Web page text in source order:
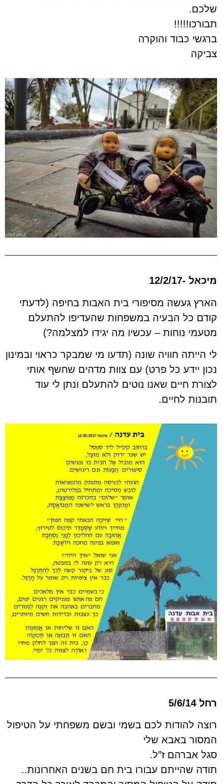
שלכם.
תבורכו!!!!!
ברגשי כבוד והוקרה
צביקה
מיכאל -12/2/17
הארץ געשה מסיפורי בית האבות בחיפה (לדעתי
קודם כל הבעיה במשפחות שהעדיפו להתעלם
מטעמי נוחות – עכשיו מה יגידו למצלמה?)
לי הייתה חוויה שונה (תדעו מי שמבקר כראוי ובמינון
נכון יידע כל פרט) עם צוות מדהים שחשף אותי
לצורת חיים שאנו נוטים להתעלם ונתן לי עוד
תובנות לחיים.
רחל 5/6/14
רוצה להודות לכם בשמי ובשם משפחתי על הטיפול
המסור באבא שלי
סגל אברהם ז”ל.
תודה שהייתם עבורו בית חם בשנים האחרונות..